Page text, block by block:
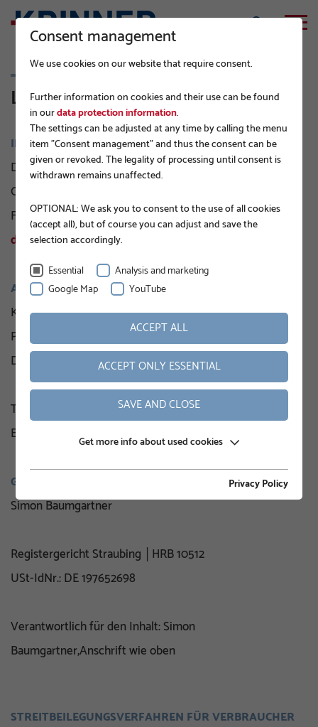
Legal notes
IMPRESSUM
Dieses Impressum gilt auch für unsere folgenden
Onlinepräsenzen:
Facebook:
de-
de.facebook.com/Schraubfundamente/
ANBIETER
Krinner Schraubfundamente GmbH
Passauer Str. 55
D - 94342 Straßkirchen
Tel: + 49 9424 77749 30
E-Mail: service@krinner.io
GESCHÄFTSFÜHRER
Simon Baumgartner
Registergericht Straubing │HRB 10512
USt-IdNr.: DE 197652698
Verantwortlich für den Inhalt: Simon
Baumgartner,Anschrift wie oben
STREITBEILEGUNGSVERFAHREN FÜR VERBRAUCHER
Consent management
We use cookies on our website that require consent.
Further information on cookies and their use can be found
in ourdata protection information.
The settings can be adjusted at any time by calling the menu
item "Consent management" and thus the consent can be
given or revoked. The legality of processing until consent is
withdrawn remains unaffected.
OPTIONAL: We ask you to consent to the use of all cookies
(accept all), but of course you can adjust and save the
selection accordingly.
Essential
Analysis and marketing
Google Map
YouTube
ACCEPT ALL
ACCEPT ONLY ESSENTIAL
SAVE AND CLOSE
Get more info about used cookies
Privacy Policy